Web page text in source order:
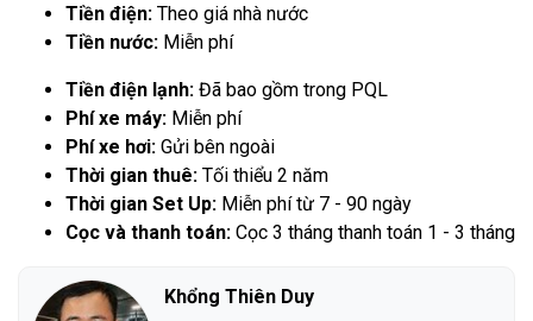
Tiền điện: Theo giá nhà nước
Tiền nước: Miễn phí
Tiền điện lạnh: Đã bao gồm trong PQL
Phí xe máy: Miễn phí
Phí xe hơi: Gửi bên ngoài
Thời gian thuê: Tối thiểu 2 năm
Thời gian Set Up: Miễn phí từ 7 - 90 ngày
Cọc và thanh toán: Cọc 3 tháng thanh toán 1 - 3 tháng
Khổng Thiên Duy